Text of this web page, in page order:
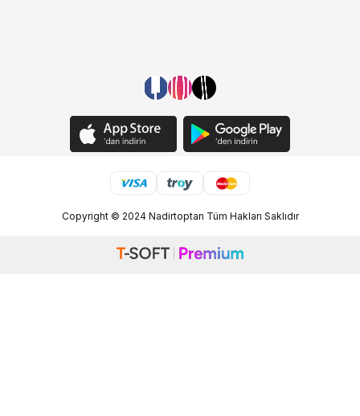
Copyright © 2024 Nadirtoptan Tüm Hakları Saklıdır